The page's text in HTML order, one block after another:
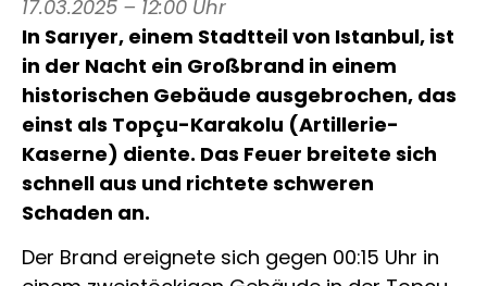
17.03.2025 – 12:00 Uhr
In Sarıyer, einem Stadtteil von Istanbul, ist
in der Nacht ein Großbrand in einem
historischen Gebäude ausgebrochen, das
einst als Topçu-Karakolu (Artillerie-
Kaserne) diente. Das Feuer breitete sich
schnell aus und richtete schweren
Schaden an.
Der Brand ereignete sich gegen 00:15 Uhr in